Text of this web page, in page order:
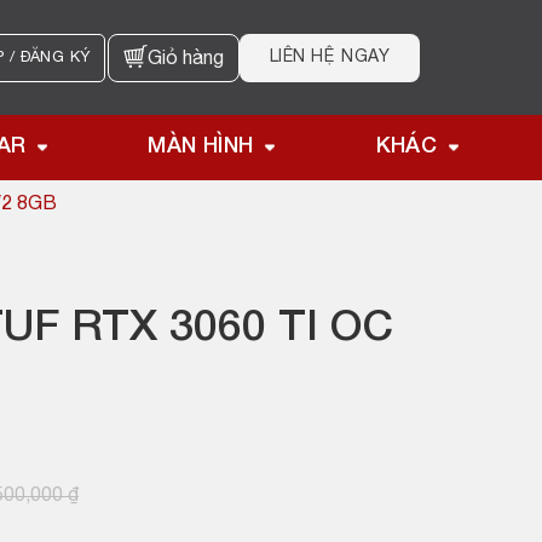
/ ĐĂNG KÝ Giỏ hàng LIÊN HỆ NGAY
MÀN HÌNH KHÁC
8GB
RTX 3060 TI OC
₫